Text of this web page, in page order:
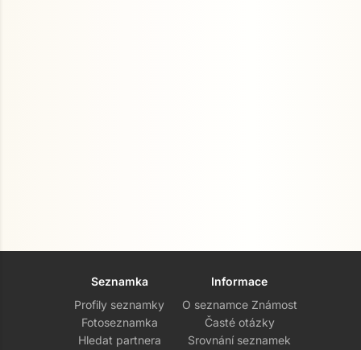
Seznamka
Profily seznamky
Fotoseznamka
Hledat partnera
Informace
O seznamce Známost
Časté otázky
Srovnání seznamek